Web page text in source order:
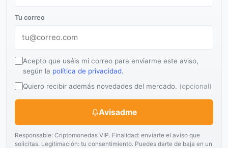
Tu correo
Acepto que uséis mi correo para enviarme este aviso,
según la política de privacidad.
Quiero recibir además novedades del mercado. (opcional)
Avisadme
Responsable: Criptomonedas VIP. Finalidad: enviarte el aviso que
solicitas. Legitimación: tu consentimiento. Puedes darte de baja en un